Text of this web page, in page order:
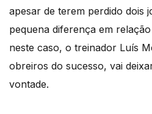
apesar de terem perdido dois
pequena diferença em
neste caso, o treinador Luís
obreiros do sucesso, vai
vontade.